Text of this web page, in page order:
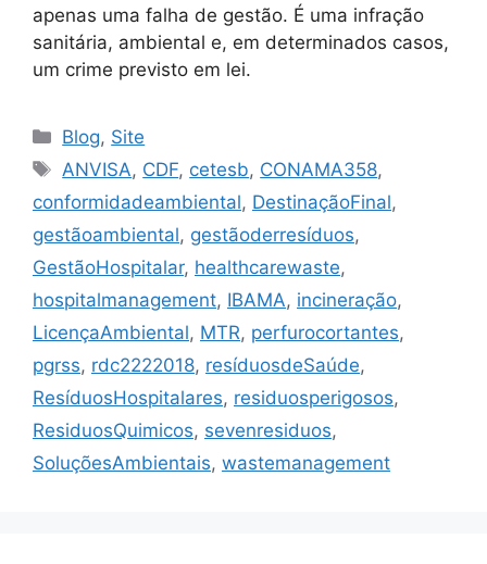
apenas uma falha de gestão. É uma infração
sanitária, ambiental e, em determinados casos,
um crime previsto em lei.
Blog, Site
ANVISA, CDF, cetesb, CONAMA358,
conformidadeambiental, DestinaçãoFinal,
gestãoambiental, gestãoderresíduos,
GestãoHospitalar, healthcarewaste,
hospitalmanagement, IBAMA, incineração,
LicençaAmbiental, MTR, perfurocortantes,
pgrss, rdc2222018, resíduosdeSaúde,
ResíduosHospitalares, residuosperigosos,
ResiduosQuimicos, sevenresiduos,
SoluçõesAmbientais, wastemanagement